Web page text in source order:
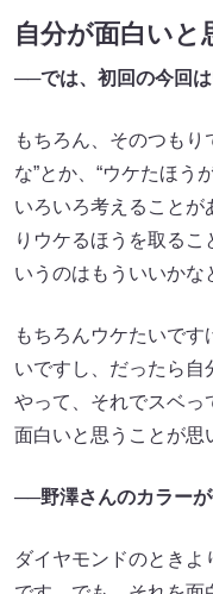
自分が面白いと
──では、初回の今回は
もちろん、そのつも
な”とか、“ウケたほう
いろいろ考えることが
りウケるほうを取るこ
いうのはもういいかな
もちろんウケたいで
いですし、だったら
やって、それでスベっ
面白いと思うことが思
──野澤さんのカラーが
ダイヤモンドのとき